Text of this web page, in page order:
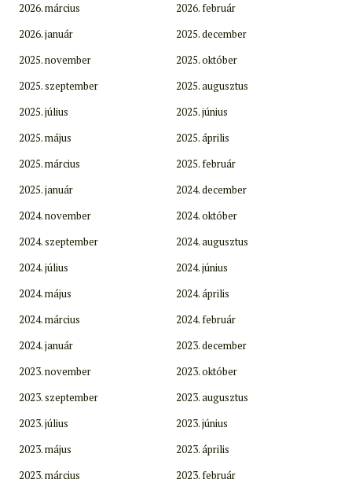
2026. március
2026. február
2026. január
2025. december
2025. november
2025. október
2025. szeptember
2025. augusztus
2025. július
2025. június
2025. május
2025. április
2025. március
2025. február
2025. január
2024. december
2024. november
2024. október
2024. szeptember
2024. augusztus
2024. július
2024. június
2024. május
2024. április
2024. március
2024. február
2024. január
2023. december
2023. november
2023. október
2023. szeptember
2023. augusztus
2023. július
2023. június
2023. május
2023. április
2023. március
2023. február